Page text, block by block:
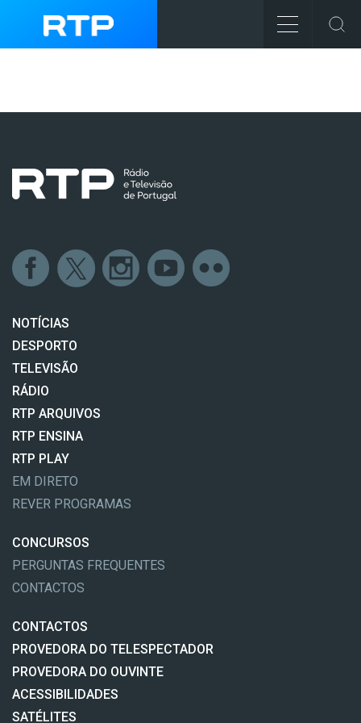
NOTÍCIAS
DESPORTO
TELEVISÃO
RÁDIO
RTP ARQUIVOS
RTP ENSINA
RTP PLAY
EM DIRETO
REVER PROGRAMAS
CONCURSOS
PERGUNTAS FREQUENTES
CONTACTOS
CONTACTOS
PROVEDORA DO TELESPECTADOR
PROVEDORA DO OUVINTE
ACESSIBILIDADES
SATÉLITES